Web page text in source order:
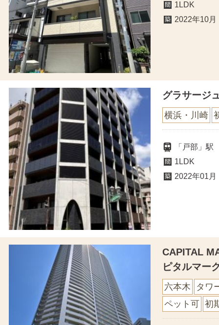
1LDK
2022年10月
グラサージ
横浜・川崎
「戸部」
1LDK
2022年01月
CAPITAL
ピタルマー
六本木
タワ
ペット可 初